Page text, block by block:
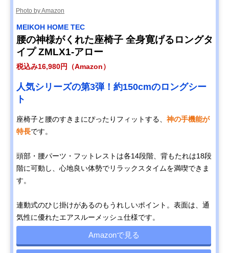
Photo by Amazon
MEIKOH HOME TEC
腰の神様がくれた座椅子 全身寛げるロングタ
イプ ZMLX1-アロー
税込み16,980円（Amazon）
人気シリーズの第3弾！約150cmのロングシー
ト
座椅子と腰のすきまにぴったりフィットする、 神の手機能が
特長です。
頭部・腰パーツ・フットレストは各14段階、背もたれは18段
階に可動し、心地良い体勢でリラックスタイムを満喫できま
す。
連動式のひじ掛けがあるのもうれしいポイント。表面は、通
気性に優れたエアスルーメッシュ仕様です。
Amazonで見る